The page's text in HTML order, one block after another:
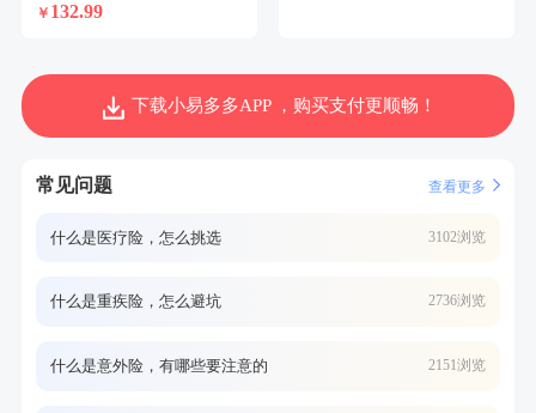
￥ 132.99
下载小易多多APP ，购买支付更顺畅！
常见问题 查看更多
什么是医疗险，怎么挑选 3102浏览
什么是重疾险，怎么避坑 2736浏览
什么是意外险，有哪些要注意的 2151浏览